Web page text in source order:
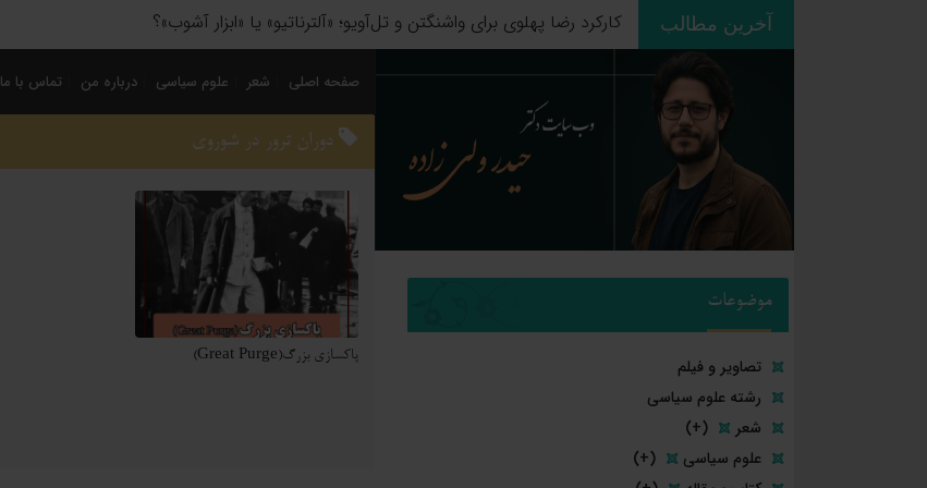
آخرین مطالب
ردپای استعمار بر جغرافیای سیاسی؛ چگونه فاتحان نام کشورهای امروز را نوشتند؟
صفحه اصلی شعر علوم سیاسی درباره من تماس با ما
دوران ترور در شوروی
پاکسازی بزرگ(Great Purge)
موضوعات
تصاویر و فیلم
رشته علوم سیاسی
شعر
(+)
علوم سیاسی
(+)